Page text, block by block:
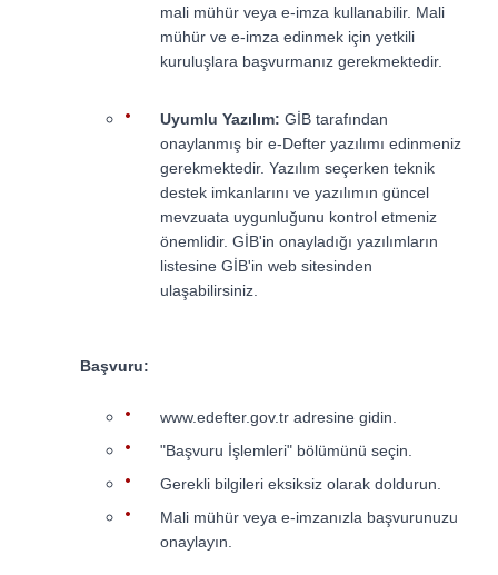
mali mühür veya e-imza kullanabilir. Mali
mühür ve e-imza edinmek için yetkili
kuruluşlara başvurmanız gerekmektedir.
Uyumlu Yazılım: GİB tarafından
onaylanmış bir e-Defter yazılımı edinmeniz
gerekmektedir. Yazılım seçerken teknik
destek imkanlarını ve yazılımın güncel
mevzuata uygunluğunu kontrol etmeniz
önemlidir. GİB'in onayladığı yazılımların
listesine GİB'in web sitesinden
ulaşabilirsiniz.
Başvuru:
www.edefter.gov.tr adresine gidin.
"Başvuru İşlemleri" bölümünü seçin.
Gerekli bilgileri eksiksiz olarak doldurun.
Mali mühür veya e-imzanızla başvurunuzu
onaylayın.